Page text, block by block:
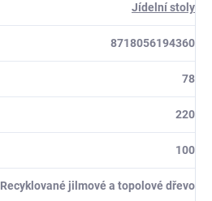
Jídelní stoly
8718056194360
78
220
100
Recyklované jilmové a topolové dřevo